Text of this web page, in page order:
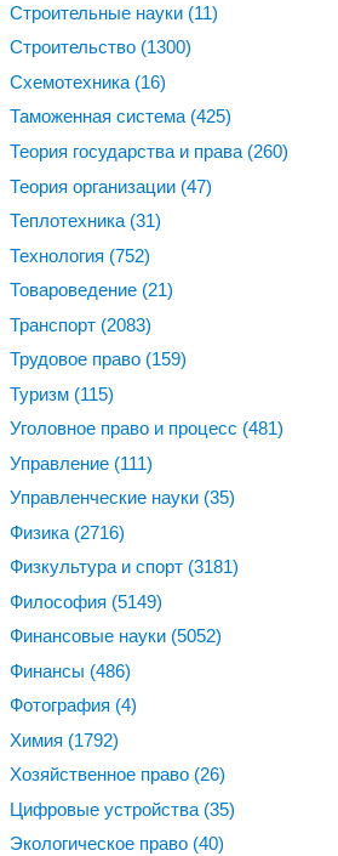
Строительные науки (11)
Строительство (1300)
Схемотехника (16)
Таможенная система (425)
Теория государства и права (260)
Теория организации (47)
Теплотехника (31)
Технология (752)
Товароведение (21)
Транспорт (2083)
Трудовое право (159)
Туризм (115)
Уголовное право и процесс (481)
Управление (111)
Управленческие науки (35)
Физика (2716)
Физкультура и спорт (3181)
Философия (5149)
Финансовые науки (5052)
Финансы (486)
Фотография (4)
Химия (1792)
Хозяйственное право (26)
Цифровые устройства (35)
Экологическое право (40)